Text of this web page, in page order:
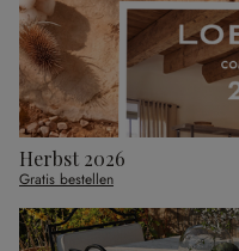
Herbst 2026
Gratis bestellen